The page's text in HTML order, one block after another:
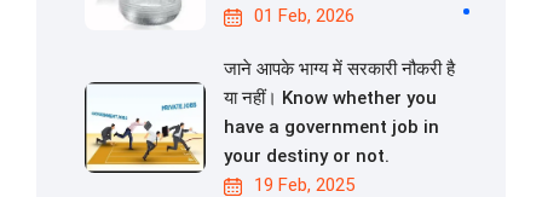
01 Feb, 2026
जाने आपके भाग्य में सरकारी नौकरी है
या नहीं। Know whether you
have a government job in
your destiny or not.
19 Feb, 2025